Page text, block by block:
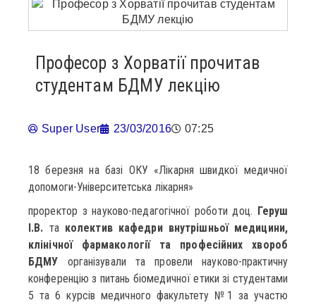
Професор з Хорватії прочитав
студентам БДМУ лекцію
Super User 23/03/2016 07:25
18 березня на базі ОКУ «Лікарня швидкої медичної
допомоги-Університетська лікарня»
проректор з науково-педагогічної роботи доц. Геруш
І.В. та колектив кафедри внутрішньої медицини,
клінічної фармакології та професійних хвороб
БДМУ організували та провели науково-практичну
конференцію з питань біомедичної етики зі студентами
5 та 6 курсів медичного факультету №1 за участю